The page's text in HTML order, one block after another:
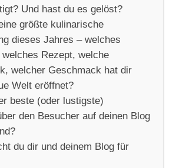
Und hast du es gelöst?
größte kulinarische
dieses Jahres – welches
Rezept, welche
welcher Geschmack hat dir
Welt eröffnet?
beste (oder lustigste)
den Besucher auf deinen Blog
du dir und deinem Blog für